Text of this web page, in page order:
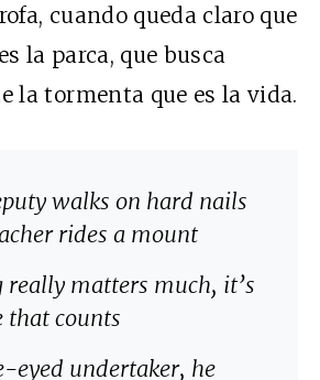
cuando queda claro que
la parca, que busca
la tormenta que es la vida.
walks on hard nails
rides a mount
matters much, it’s
that counts
eyed undertaker, he